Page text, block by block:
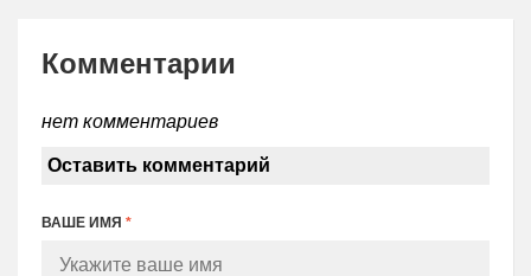
Комментарии
нет комментариев
Оставить комментарий
ВАШЕ ИМЯ *